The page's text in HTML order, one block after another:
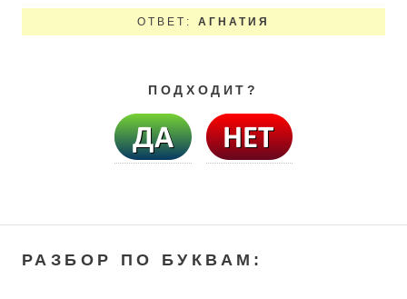
ОТВЕТ: АГНАТИЯ
ПОДХОДИТ?
РАЗБОР ПО БУКВАМ: